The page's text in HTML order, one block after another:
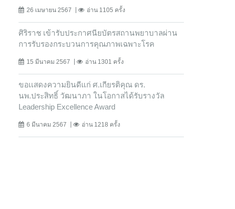
26 เมษายน 2567 อ่าน 1105 ครั้ง
ศิริราช เข้ารับประกาศนียบัตรสถานพยาบาลผ่าน
การรับรองกระบวนการคุณภาพเฉพาะโรค
15 มีนาคม 2567 อ่าน 1301 ครั้ง
ขอเเสดงความยินดีแก่ ศ.เกียรติคุณ ดร.
นพ.ประสิทธิ์ วัฒนาภา ในโอกาสได้รับรางวัล
Leadership Excellence Award
6 มีนาคม 2567 อ่าน 1218 ครั้ง